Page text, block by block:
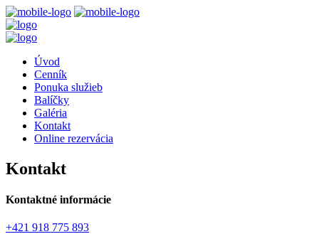
Úvod
Cenník
Ponuka služieb
Balíčky
Galéria
Kontakt
Online rezervácia
Kontakt
Kontaktné informácie
+421 918 775 893